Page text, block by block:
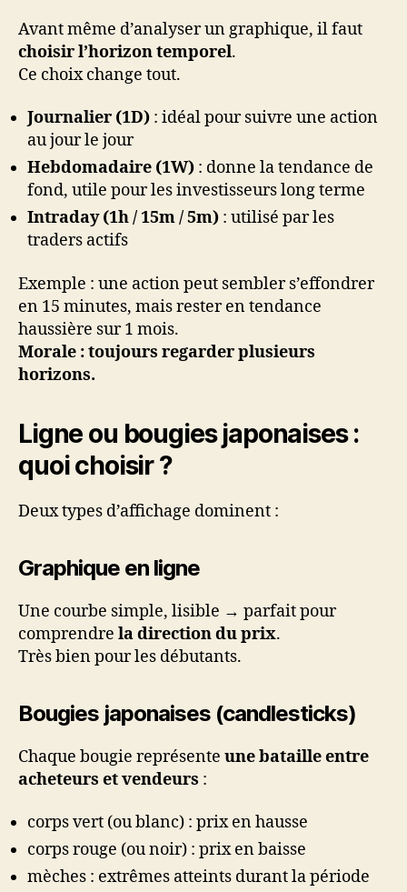
Avant même d’analyser un graphique, il faut
choisir l’horizon temporel.
Ce choix change tout.
Journalier (1D) : idéal pour suivre une action
au jour le jour
Hebdomadaire (1W) : donne la tendance de
fond, utile pour les investisseurs long terme
Intraday (1h / 15m / 5m) : utilisé par les
traders actifs
Exemple : une action peut sembler s’effondrer
en 15 minutes, mais rester en tendance
haussière sur 1 mois.
Morale : toujours regarder plusieurs
horizons.
Ligne ou bougies japonaises :
quoi choisir ?
Deux types d’affichage dominent :
Graphique en ligne
Une courbe simple, lisible → parfait pour
comprendre la direction du prix.
Très bien pour les débutants.
Bougies japonaises (candlesticks)
Chaque bougie représente une bataille entre
acheteurs et vendeurs :
corps vert (ou blanc) : prix en hausse
corps rouge (ou noir) : prix en baisse
mèches : extrêmes atteints durant la période